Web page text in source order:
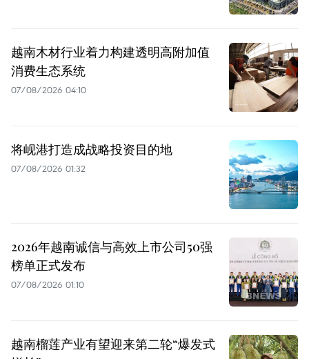
越南木材行业着力构建透明高附加值
消费生态系统
07/08/2026 04:10
将岘港打造成战略投资目的地
07/08/2026 01:32
2026年越南诚信与高效上市公司50强
榜单正式发布
07/08/2026 01:10
越南榴莲产业有望迎来第二轮“爆发式